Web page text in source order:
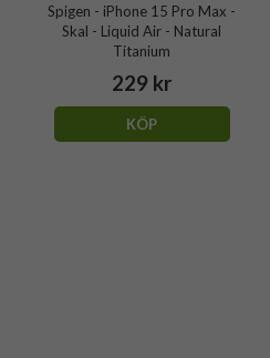
Spigen - iPhone 15 Pro Max -
Skal - Liquid Air - Natural
Titanium
229 kr
KÖP